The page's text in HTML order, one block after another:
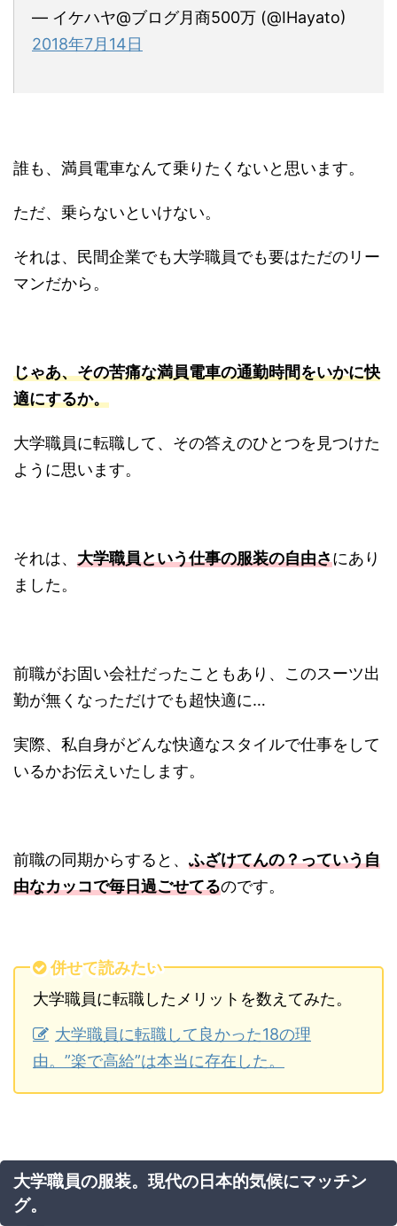
— イケハヤ@ブログ月商500万 (@IHayato)
2018年7月14日
誰も、満員電車なんて乗りたくないと思います。
ただ、乗らないといけない。
それは、民間企業でも大学職員でも要はただのリー
マンだから。
じゃあ、その苦痛な満員電車の通勤時間をいかに快
適にするか。
大学職員に転職して、その答えのひとつを見つけた
ように思います。
それは、 大学職員という仕事の服装の自由さにあり
ました。
前職がお固い会社だったこともあり、このスーツ出
勤が無くなっただけでも超快適に…
実際、私自身がどんな快適なスタイルで仕事をして
いるかお伝えいたします。
前職の同期からすると、 ふざけてんの？っていう自
由なカッコで毎日過ごせてるのです。
併せて読みたい
大学職員に転職したメリットを数えてみた。
大学職員に転職して良かった18の理
由。”楽で高給”は本当に存在した。
大学職員の服装。現代の日本的気候にマッチン
グ。